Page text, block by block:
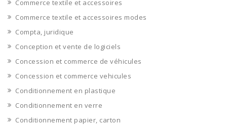
Commerce textile et accessoires
Commerce textile et accessoires modes
Compta, juridique
Conception et vente de logiciels
Concession et commerce de véhicules
Concession et commerce vehicules
Conditionnement en plastique
Conditionnement en verre
Conditionnement papier, carton